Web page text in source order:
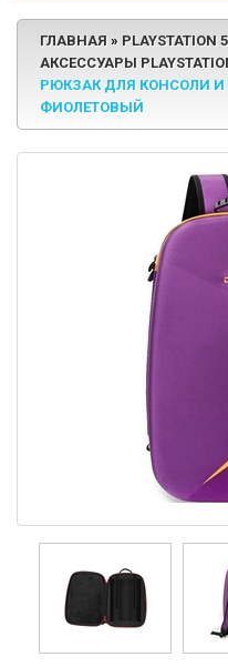
ГЛАВНАЯ
PLAYSTATION 5
АКСЕССУАРЫ
РЮКЗАК ДЛЯ КОНСОЛИ И
ФИОЛЕТОВЫЙ